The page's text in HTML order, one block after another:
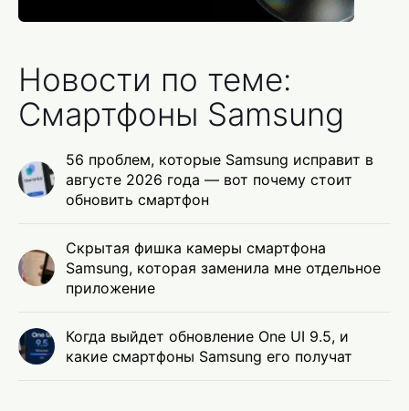
Новости по теме:
Смартфоны Samsung
56 проблем, которые Samsung исправит в
августе 2026 года — вот почему стоит
обновить смартфон
Скрытая фишка камеры смартфона
Samsung, которая заменила мне отдельное
приложение
Когда выйдет обновление One UI 9.5, и
какие смартфоны Samsung его получат